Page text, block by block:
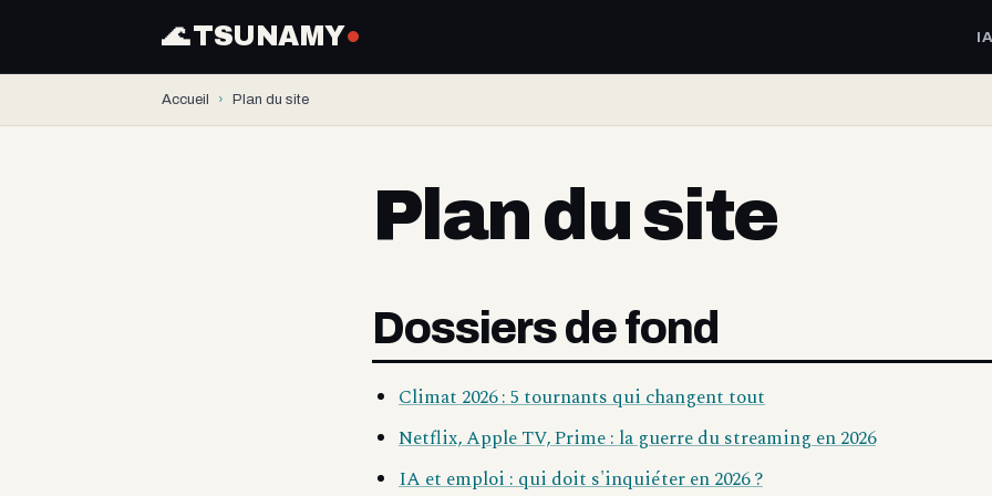
🌊 TSUNAMY IA
Accueil › Plan du site
Plan du site
Dossiers de fond
Climat 2026 : 5 tournants qui changent tout
Netflix, Apple TV, Prime : la guerre du streaming en 2026
IA et emploi : qui doit s'inquiéter en 2026 ?